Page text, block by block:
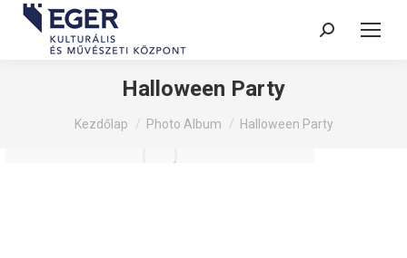
Search:
Halloween Party
You are here:
Kezdőlap Photo Album Halloween Party